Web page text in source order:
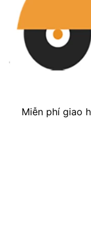
Miễn phí giao